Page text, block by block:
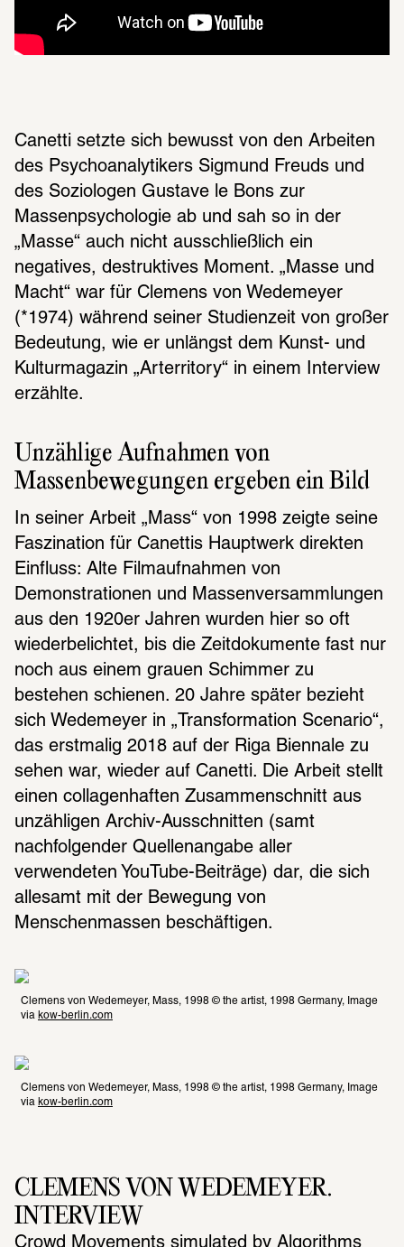
Canetti setzte sich bewusst von den Arbeiten
des Psychoanalytikers Sigmund Freuds und
des Soziologen Gustave le Bons zur
Massenpsychologie ab und sah so in der
„Masse“ auch nicht ausschließlich ein
negatives, destruktives Moment. „Masse und
Macht“ war für Clemens von Wedemeyer
(*1974) während seiner Studienzeit von großer
Bedeutung, wie er unlängst dem Kunst- und
Kulturmagazin „Arterritory“ in einem Interview
erzählte.
Unzählige Aufnahmen von
Massenbewegungen ergeben ein Bild
In seiner Arbeit „Mass“ von 1998 zeigte seine
Faszination für Canettis Hauptwerk direkten
Einfluss: Alte Filmaufnahmen von
Demonstrationen und Massenversammlungen
aus den 1920er Jahren wurden hier so oft
wiederbelichtet, bis die Zeitdokumente fast nur
noch aus einem grauen Schimmer zu
bestehen schienen. 20 Jahre später bezieht
sich Wedemeyer in „Transformation Scenario“,
das erstmalig 2018 auf der Riga Biennale zu
sehen war, wieder auf Canetti. Die Arbeit stellt
einen collagenhaften Zusammenschnitt aus
unzähligen Archiv-Ausschnitten (samt
nachfolgender Quellenangabe aller
verwendeten YouTube-Beiträge) dar, die sich
allesamt mit der Bewegung von
Menschenmassen beschäftigen.
Clemens von Wedemeyer, Mass, 1998 © the artist, 1998 Germany, Image
via kow-berlin.com
Clemens von Wedemeyer, Mass, 1998 © the artist, 1998 Germany, Image
via kow-berlin.com
CLEMENS VON WEDEMEYER.
INTERVIEW
Crowd Movements simulated by Algorithms